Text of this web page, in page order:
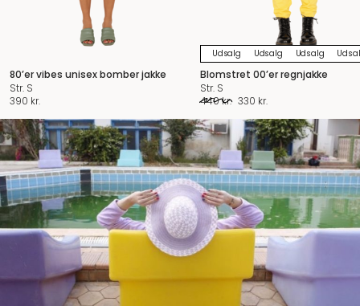
80’er vibes unisex bomber jakke
Str. S
390 kr.
Udsalg Udsalg Udsalg
Blomstret 00’er regnjakke
Str. S
440kr. Den
pris
var:
440 kr..
330 kr.
pris
er:
330 kr..